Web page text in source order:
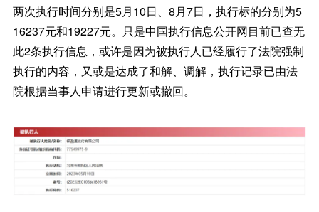
两次执行时间分别是5月10日、8月7日，执行标的分别为5
16237元和19227元。只是中国执行信息公开网目前已查无
此2条执行信息，或许是因为被执行人已经履行了法院强制
执行的内容，又或是达成了和解、调解，执行记录已由法
院根据当事人申请进行更新或撤回。